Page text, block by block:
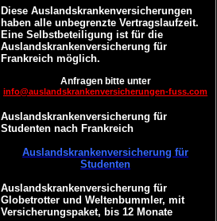
Diese Auslandskrankenversicherungen
haben alle unbegrenzte Vertragslaufzeit.
Eine Selbstbeteiligung ist für die
Auslandskrankenversicherung für
Frankreich möglich.
Anfragen bitte unter
info@auslandskrankenversicherungen-fuss.com
Auslandskrankenversicherung für
Studenten nach Frankreich
Auslandskrankenversicherung für
Studenten
Auslandskrankenversicherung für
Globetrotter und Weltenbummler, mit
Versicherungspaket, bis 12 Monate